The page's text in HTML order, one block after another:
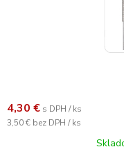
4,30 € s DPH / ks
3,50 € bez DPH / ks